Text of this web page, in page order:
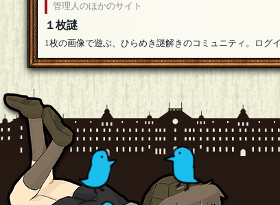
黒井由紀さん歓迎いたします
黒井由紀
S@mple
[１０問出題]
[18年06月
管理人のほかのサイト
１枚謎
1枚の画像で遊ぶ、ひらめき謎解きのコミュニティ。ログ